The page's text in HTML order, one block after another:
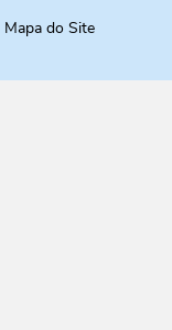
Mapa do Site